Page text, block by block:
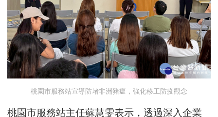
桃園市服務站宣導防堵非洲豬瘟，強化移工防疫觀念
桃園市服務站主任蘇慧雯表示，透過深入企業